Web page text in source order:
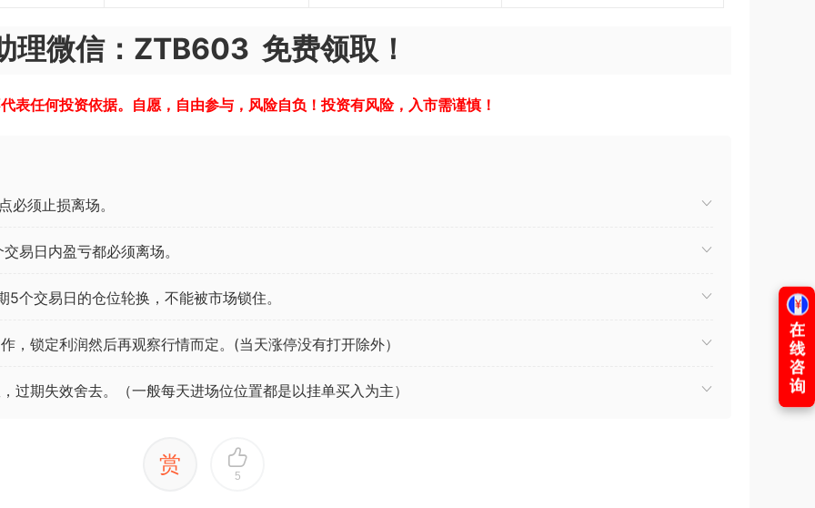
理微信：ZTB603 免费领取！
表任何投资依据。自愿，自由参与，风险自负！投资有风险，入市需谨慎！
须止损离场。
易日内盈亏都必须离场。
个交易日的仓位轮换，不能被市场锁住。
锁定利润然后再观察行情而定。(当天涨停没有打开除外）
期失效舍去。（一般每天进场位位置都是以挂单买入为主）
赏 5